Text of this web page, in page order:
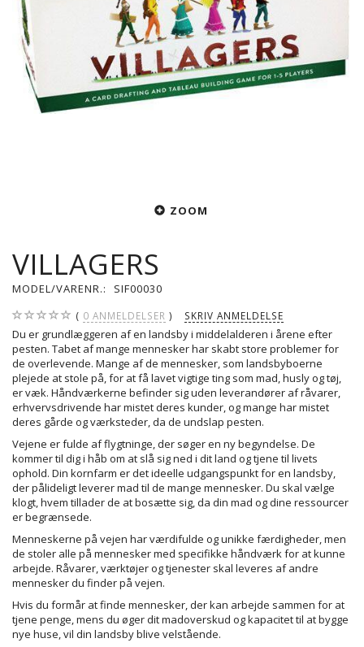
ZOOM
VILLAGERS
MODEL/VARENR.: SIF00030
0 ANMELDELSER SKRIV ANMELDELSE
Du er grundlæggeren af ​​en landsby i middelalderen i årene efter
pesten. Tabet af mange mennesker har skabt store problemer for
de overlevende. Mange af de mennesker, som landsbyboerne
plejede at stole på, for at få lavet vigtige ting som mad, husly og tøj,
er væk. Håndværkerne befinder sig uden leverandører af råvarer,
erhvervsdrivende har mistet deres kunder, og mange har mistet
deres gårde og værksteder, da de undslap pesten.
Vejene er fulde af flygtninge, der søger en ny begyndelse. De
kommer til dig i håb om at slå sig ned i dit land og tjene til livets
ophold. Din kornfarm er det ideelle udgangspunkt for en landsby,
der pålideligt leverer mad til de mange mennesker. Du skal vælge
klogt, hvem tillader de at bosætte sig, da din mad og dine ressourcer
er begrænsede.
Menneskerne på vejen har værdifulde og unikke færdigheder, men
de stoler alle på mennesker med specifikke håndværk for at kunne
arbejde. Råvarer, værktøjer og tjenester skal leveres af andre
mennesker du finder på vejen.
Hvis du formår at finde mennesker, der kan arbejde sammen for at
tjene penge, mens du øger dit madoverskud og kapacitet til at bygge
nye huse, vil din landsby blive velstående.